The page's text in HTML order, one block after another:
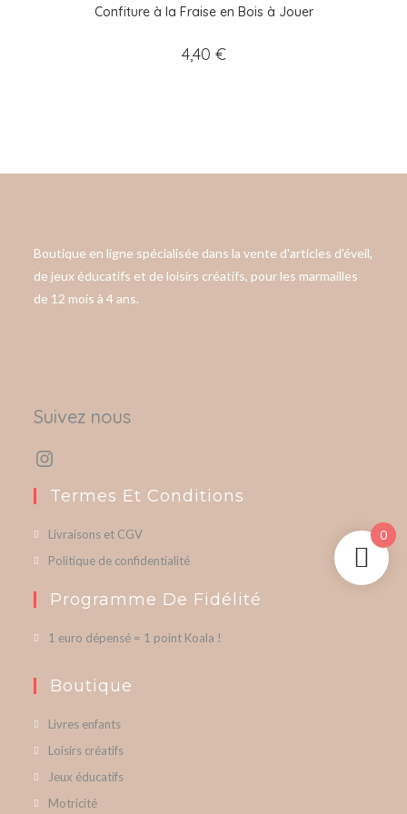
Confiture à la Fraise en Bois à Jouer
4,40 €
Boutique en ligne spécialisée dans la vente d'articles d'éveil,
de jeux éducatifs et de loisirs créatifs, pour les marmailles
de 12 mois à 4 ans.
Suivez nous
Termes Et Conditions
Livraisons et CGV
Politique de confidentialité
Programme De Fidélité
1 euro dépensé = 1 point Koala !
Boutique
Livres enfants
Loisirs créatifs
Jeux éducatifs
Motricité
0